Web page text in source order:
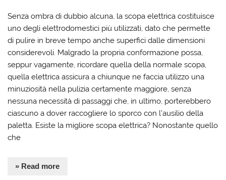
Senza ombra di dubbio alcuna, la scopa elettrica costituisce
uno degli elettrodomestici più utilizzati, dato che permette
di pulire in breve tempo anche superfici dalle dimensioni
considerevoli. Malgrado la propria conformazione possa,
seppur vagamente, ricordare quella della normale scopa,
quella elettrica assicura a chiunque ne faccia utilizzo una
minuziosità nella pulizia certamente maggiore, senza
nessuna necessità di passaggi che, in ultimo, porterebbero
ciascuno a dover raccogliere lo sporco con l’ausilio della
paletta. Esiste la migliore scopa elettrica? Nonostante quello
che
» Read more